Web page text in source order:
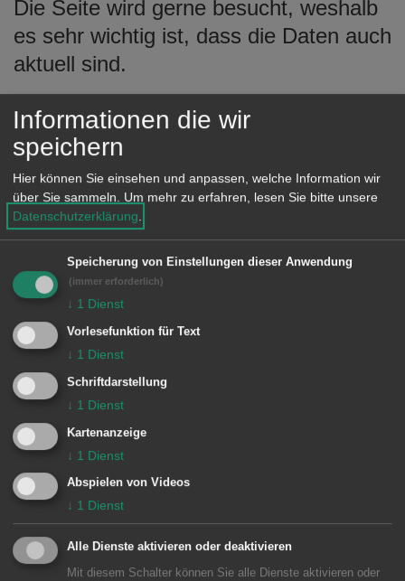
Die Seite wird gerne besucht, weshalb
es sehr wichtig ist, dass die Daten auch
aktuell sind.
Sind Daten und Einträge noch
aktuell?
Damit die Daten auf dem neuesten
Stand sind, wird darum gebeten, den
Vereinseintrag regelmäßig zu prüfen
und gegebenenfalls erfolgte Wechsel in
der Vorstandschaft oder Änderungen
der Anschrift bitte zu melden. Sowohl
für Neueinträge als auch Änderungen
bereits bestehender Einträge steht auf
der Seite unter
ein Formular zur einfachen und
schnellen Rückmeldung zur
Verfügung.
Informationen die wir
speichern
Hier können Sie einsehen und anpassen, welche Information wir
über Sie sammeln. Um mehr zu erfahren, lesen Sie bitte unsere
Datenschutzerklärung.
Speicherung von Einstellungen dieser Anwendung
(immer erforderlich)
↓ 1 Dienst
Vorlesefunktion für Text
↓ 1 Dienst
Schriftdarstellung
↓ 1 Dienst
Kartenanzeige
↓ 1 Dienst
Abspielen von Videos
↓ 1 Dienst
Alle Dienste aktivieren oder deaktivieren
Mit diesem Schalter können Sie alle Dienste aktivieren oder